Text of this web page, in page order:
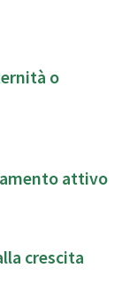
o
attivo
crescita